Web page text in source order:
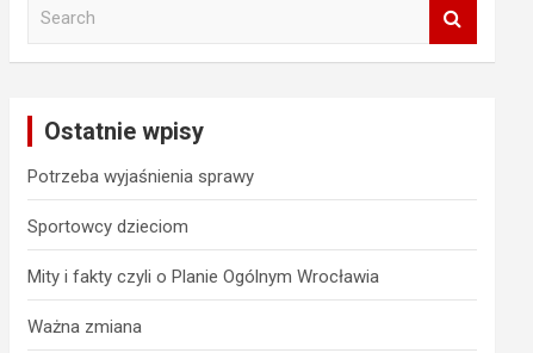
Ostatnie wpisy
Potrzeba wyjaśnienia sprawy
Sportowcy dzieciom
Mity i fakty czyli o Planie Ogólnym Wrocławia
Ważna zmiana